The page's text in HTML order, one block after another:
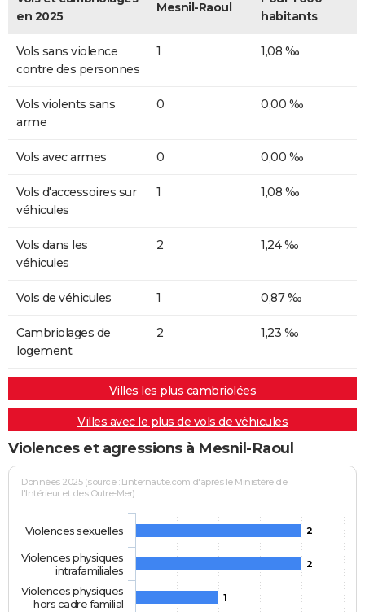
en 2025
Mesnil-Raoul
habitants
Vols sans violence
contre des personnes
1 1,08 ‰
Vols violents sans
arme
0 0,00 ‰
Vols avec armes 0 0,00 ‰
Vols d'accessoires sur
véhicules
1 1,08 ‰
Vols dans les
véhicules
2 1,24 ‰
Vols de véhicules 1 0,87 ‰
Cambriolages de
logement
2 1,23 ‰
Villes les plus cambriolées
Villes avec le plus de vols de véhicules
Violences et agressions à Mesnil-Raoul
Données 2025 (source : Linternaute.com d'après le Ministère de
l'Intérieur et des Outre-Mer)
2
2
1
Violences sexuelles
Violences physiques
intrafamiliales
Violences physiques
hors cadre familial